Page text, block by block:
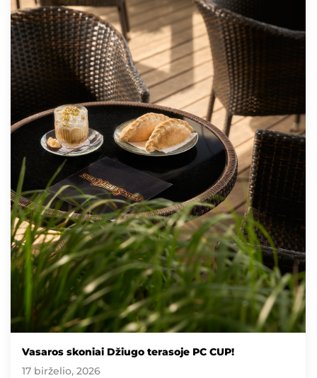
Vasaros skoniai Džiugo terasoje PC CUP!
17 birželio, 2026